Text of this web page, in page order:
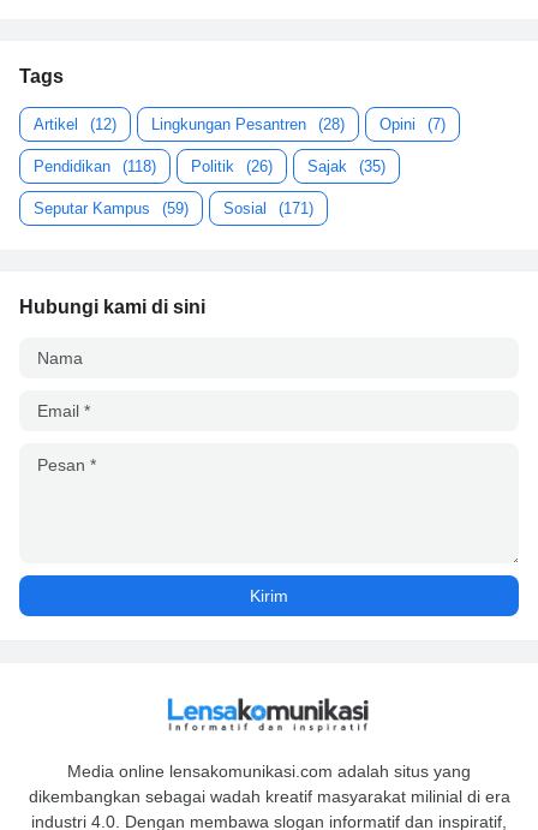
Tags
Artikel (12) Lingkungan Pesantren (28) Opini (7)
Pendidikan (118) Politik (26) Sajak (35)
Seputar Kampus (59) Sosial (171)
Hubungi kami di sini
Media online lensakomunikasi.com adalah situs yang
dikembangkan sebagai wadah kreatif masyarakat milinial di era
industri 4.0. Dengan membawa slogan informatif dan inspiratif,